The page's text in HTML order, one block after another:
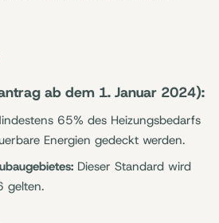
ab dem 1. Januar 2024):
65% des Heizungsbedarfs
Energien gedeckt werden.
Dieser Standard wird
gelten.